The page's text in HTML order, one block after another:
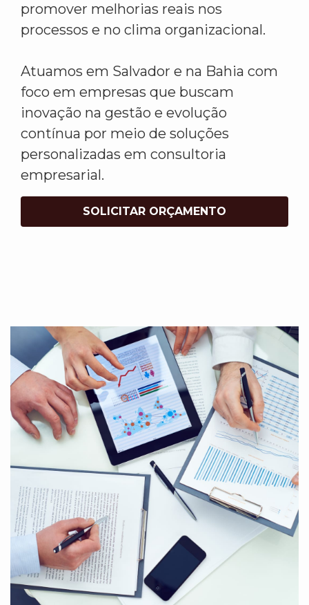
promover melhorias reais nos
processos e no clima organizacional.
Atuamos em Salvador e na Bahia com
foco em empresas que buscam
inovação na gestão e evolução
contínua por meio de soluções
personalizadas em consultoria
empresarial.
SOLICITAR ORÇAMENTO